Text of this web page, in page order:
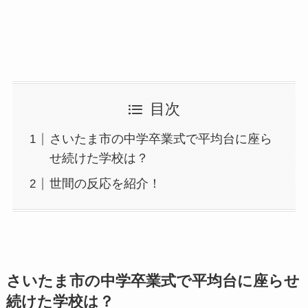
目次
さいたま市の中学卒業式で平均台に座ら
せ続けた学校は？
世間の反応を紹介！
さいたま市の中学卒業式で平均台に座らせ
続けた学校は？